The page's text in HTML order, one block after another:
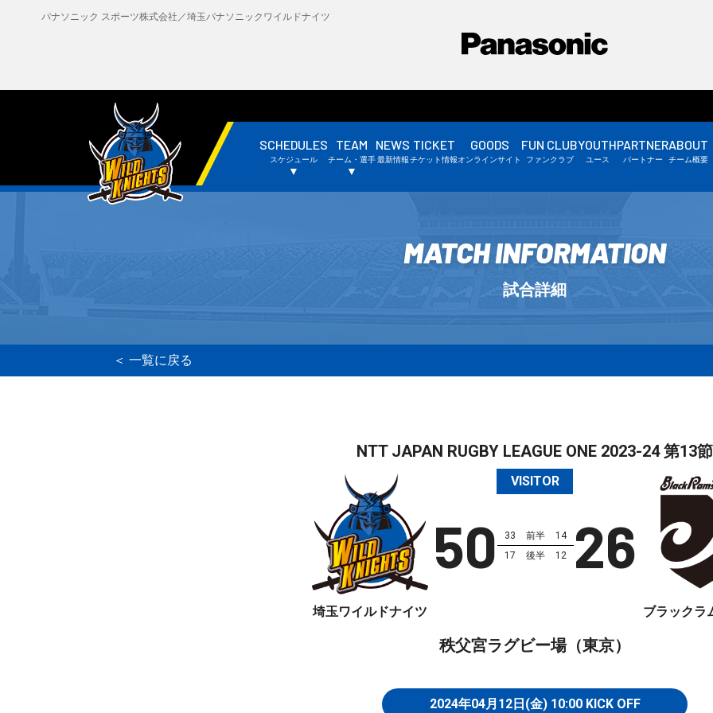
パナソニック スポーツ株式会社／埼玉パナソニックワイルドナイツ
SCHEDULES
スケジュール
▼
TEAM
チーム・選手
▼
NEWS
最新情報
TICKET
チケット情報
GOODS
オンラインサイト
FUN CLUB
ファンクラブ
YOUTH
ユース
PARTNER
パートナー
ABOUT
チーム概要
・試合日程・結果
・チームスケジュール
・選手情報
・スタッフ情報
MATCH INFORMATION
試合詳細
＜ 一覧に戻る
NTT JAPAN RUGBY LEAGUE ONE 2023-24 第13節
VISITOR
埼玉ワイルドナイツ
50 33 前半
14
17
後半 12 26
ブラックラ
秩父宮ラグビー場（東京）
2024年04月12日(金) 10:00KICK OFF